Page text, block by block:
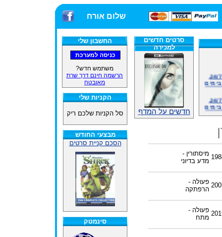
שלום אורח
החשבון שלי
משתמש חדש?
הרשמה חינם דרך שרת
מאובטח
הקניות שלי
סל הקניות שלכם ריק
מבצעי החודש
הסכם קניית סרטים
סינמטק
סרטים חדשים
למכירה
חדשים על המדף
מיסתורין -
מדע בדיוני
פעולה -
הרפתקה
פעולה -
מתח